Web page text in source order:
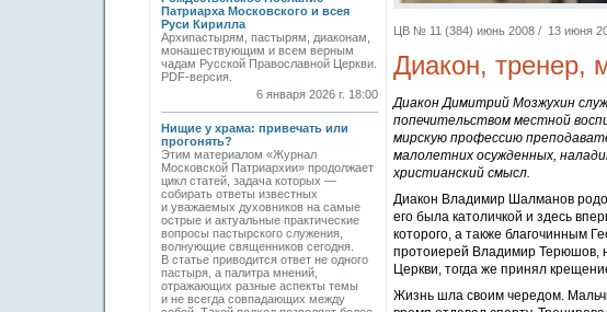
Патриарха Московского и всея
Руси Кирилла
Архипастырям, пастырям, диаконам,
монашествующим и всем верным
чадам Русской Православной Церкви.
PDF-версия.
6 января 2026 г. 18:00
Нищие у храма: привечать или
прогонять?
Этим материалом «Журнал
Московской Патриархии» продолжает
цикл статей, задача которых —
собирать ответы известных
и уважаемых духовников на самые
острые и актуальные практические
вопросы пастырского служения,
волнующие священников сегодня.
В статье приводится ответ не одного
пастыря, а палитра мнений,
отражающих разные аспекты темы
и не всегда совпадающих между
ЦВ № 11 (384) июнь 2008 / 13 июня
Диакон, тренер,
Диакон Димитрий Мозжухин
попечительством местной
мирскую профессию
малолетних осужденных,
христианский смысл.
Диакон Владимир Шалманов
его была католичкой и здесь
которого, а также благочинным
протоиерей Владимир Терюшов,
Церкви, тогда же принял
Жизнь шла своим чередом.